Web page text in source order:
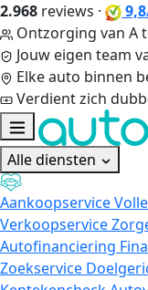
2.968 reviews · 9,8
Ontzorging van A
Jouw eigen team
Elke auto binnen
Verdient zich
Alle diensten
Aankoopservice
Verkoopservice
Autofinanciering
Zoekservice